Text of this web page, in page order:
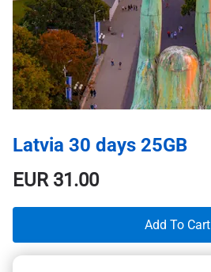
Latvia 30 days 25GB
EUR31.00
Add To Cart